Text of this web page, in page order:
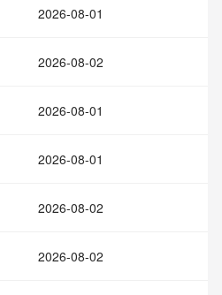
2026-08-01
2026-08-02
2026-08-01
2026-08-01
2026-08-02
2026-08-02